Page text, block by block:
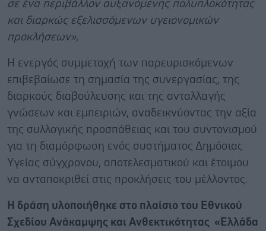
σε ένα περιβάλλον αυξανόμενης πολυπλοκότητας
και διαρκώς εξελισσόμενων υγειονομικών
προκλήσεων»,
Η ενεργός συμμετοχή των παρευρισκόμενων
επιβεβαίωσε τη σημασία της συνεργασίας, της
διαρκούς διαβούλευσης και της ανταλλαγής
γνώσεων και εμπειριών, αναδεικνύοντας την αξία
της συλλογικής προσπάθειας και του συντονισμού
για τη διαμόρφωση ενός συστήματος Δημόσιας
Υγείας σύγχρονου, αποτελεσματικού και έτοιμου
να ανταποκριθεί στις προκλήσεις του μέλλοντος.
Η δράση υλοποιήθηκε στο πλαίσιο του Εθνικού
Σχεδίου Ανάκαμψης και Ανθεκτικότητας «Ελλάδα